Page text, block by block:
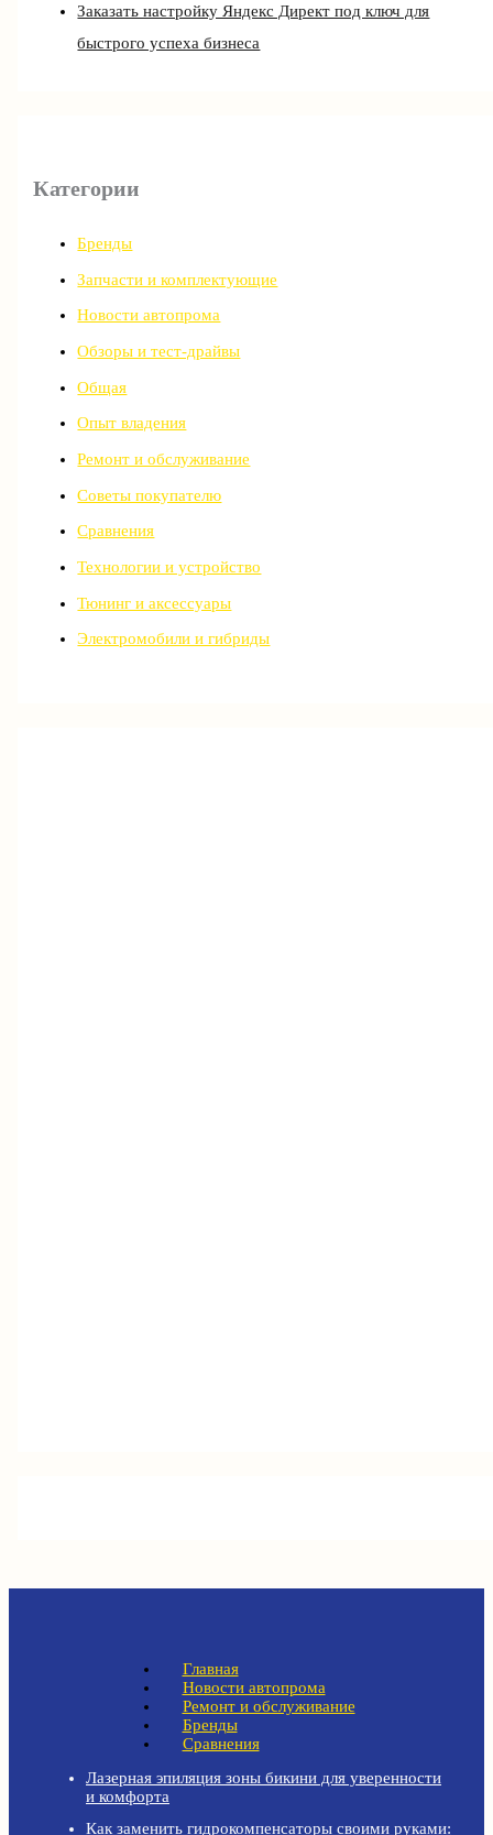
Заказать настройку Яндекс Директ под ключ для
быстрого успеха бизнеса
Категории
Бренды
Запчасти и комплектующие
Новости автопрома
Обзоры и тест-драйвы
Общая
Опыт владения
Ремонт и обслуживание
Советы покупателю
Сравнения
Технологии и устройство
Тюнинг и аксессуары
Электромобили и гибриды
Главная
Новости автопрома
Ремонт и обслуживание
Бренды
Сравнения
Лазерная эпиляция зоны бикини для уверенности
и комфорта
Как заменить гидрокомпенсаторы своими руками: